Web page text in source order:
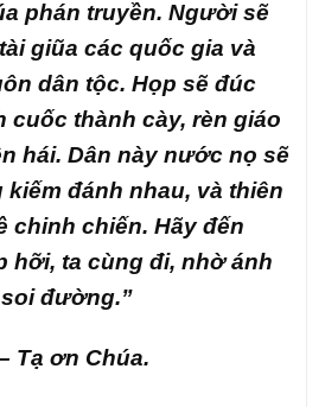
phán truyền. Người sẽ
giũa các quốc gia và
dân tộc. Họp sẽ đúc
cuốc thành cày, rèn giáo
hái. Dân này nước nọ sẽ
đánh nhau, và thiên
chinh chiến. Hãy đến
hỡi, ta cùng đi, nhờ ánh
đường.”
Tạ ơn Chúa.